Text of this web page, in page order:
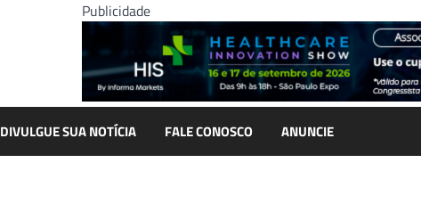
Publicidade
DIVULGUE SUA NOTÍCIA FALE CONOSCO ANUNCIE